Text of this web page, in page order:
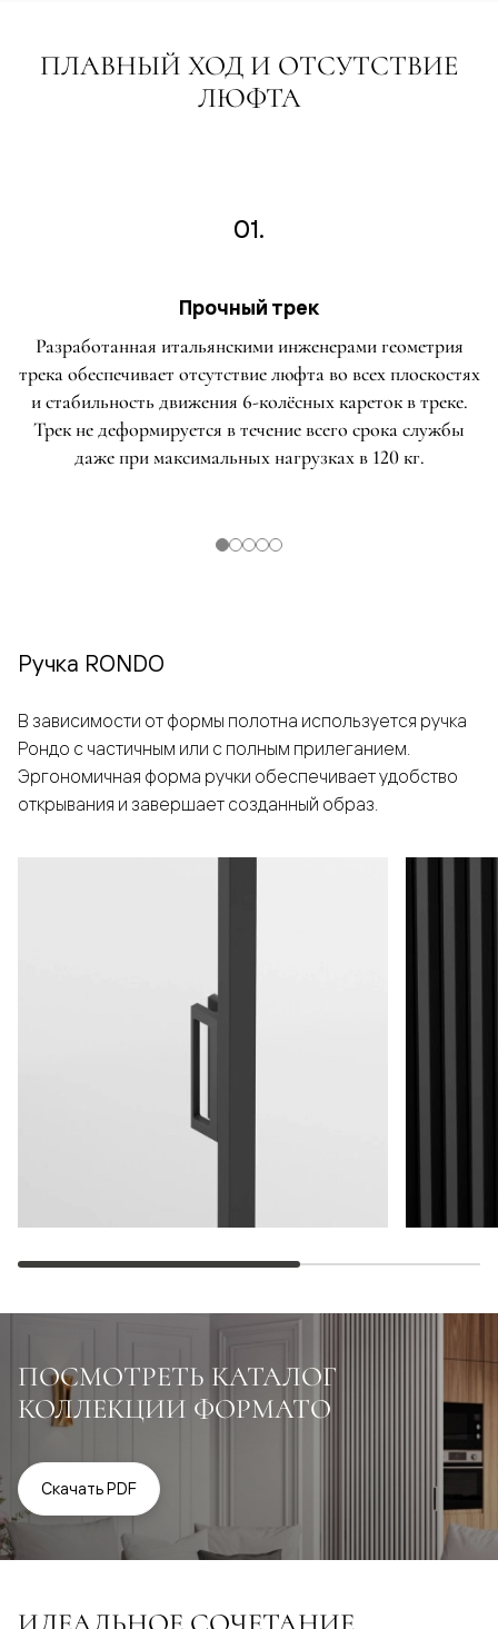
ПЛАВНЫЙ ХОД И ОТСУТСТВИЕ
ЛЮФТА
01.
Прочный трек
Разработанная итальянскими инженерами геометрия
трека обеспечивает отсутствие люфта во всех плоскостях
и стабильность движения 6-колёсных кареток в треке.
Трек не деформируется в течение всего срока службы
даже при максимальных нагрузках в 120 кг.
Ручка RONDO
В зависимости от формы полотна используется ручка
Рондо с частичным или с полным прилеганием.
Эргономичная форма ручки обеспечивает удобство
открывания и завершает созданный образ.
ПОСМОТРЕТЬ КАТАЛОГ
КОЛЛЕКЦИИ ФОРМАТО
Скачать PDF